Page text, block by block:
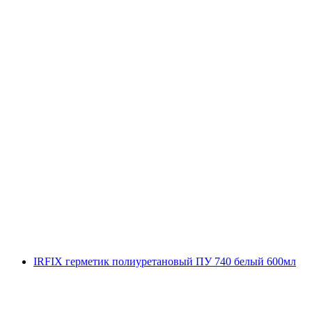
IRFIX герметик полиуретановый ПУ 740 белый 600мл